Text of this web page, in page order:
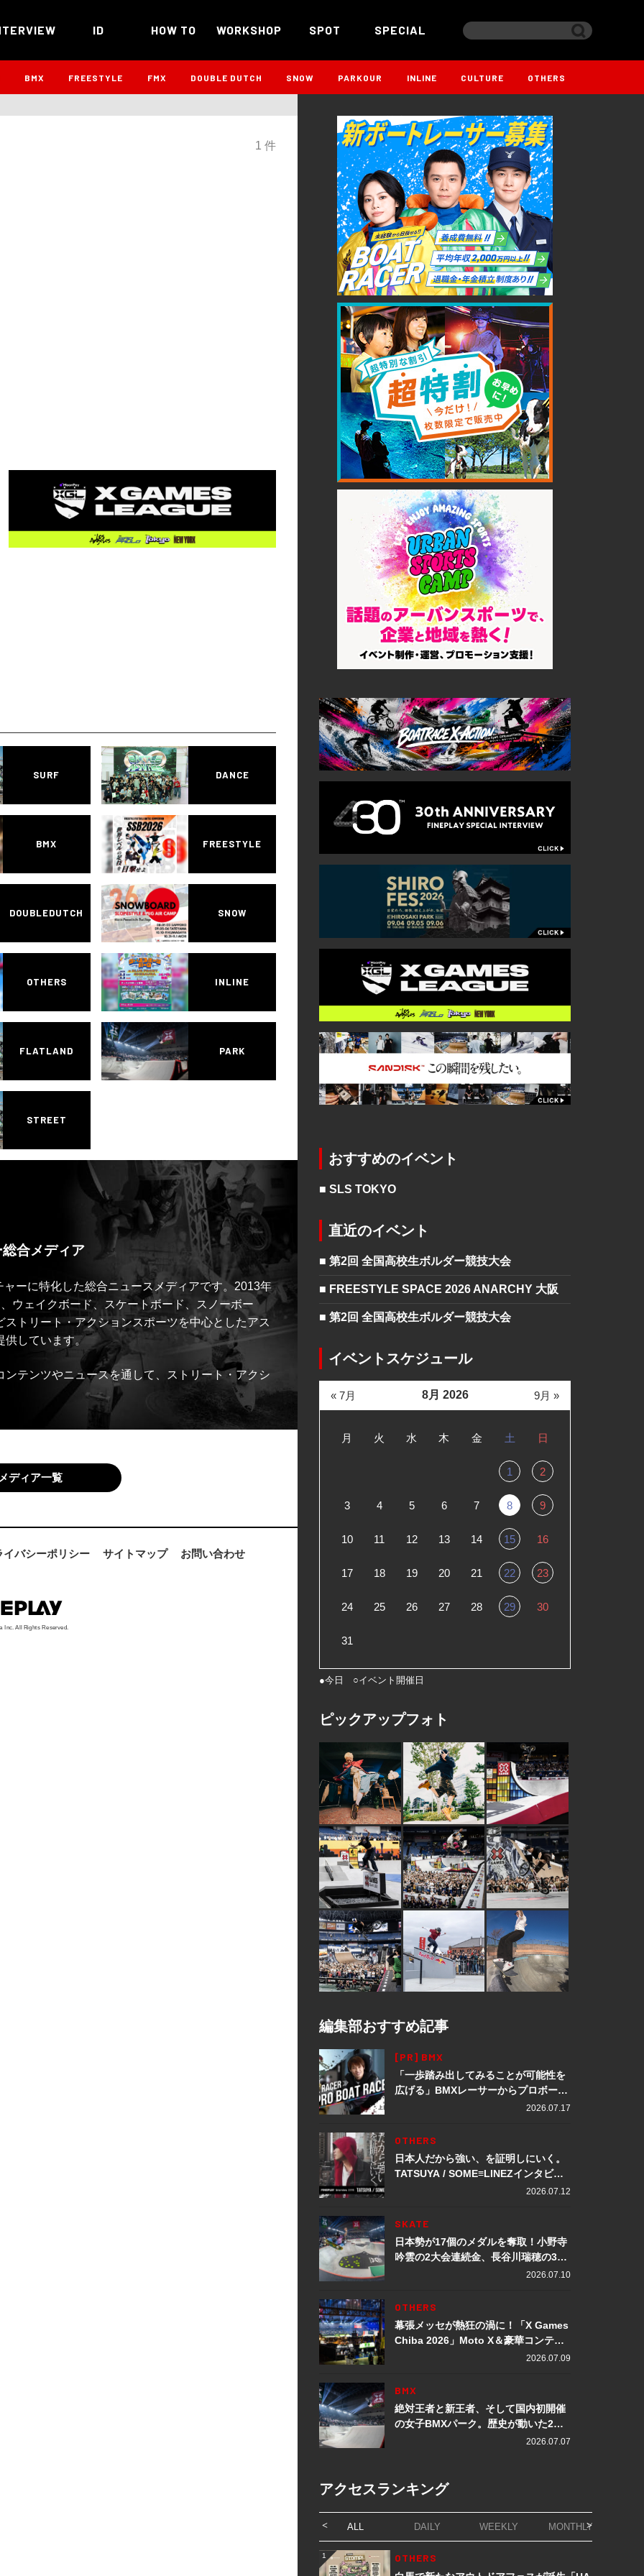
ID HOW TO WORKSHOP SPOT SPECIAL
BMX FREESTYLE FMX DOUBLE DUTCH SNOW PARKOUR INLINE CULTURE OTHERS
1 件
SURF DANCE
BMX FREESTYLE
DOUBLEDUTCH SNOW
OTHERS INLINE
FLATLAND PARK
STREET
合メディア
ーに特化した総合ニュースメディアです。2013年
ウェイクボード、スケートボード、スノーボー
トリート・アクションスポーツを中心としたアス
供しています。
テンツやニュースを通して、ストリート・アクシ
ディア一覧
イバシーポリシー サイトマップ お問い合わせ
Inc. All Rights Reserved.
おすすめのイベント
■ SLS TOKYO
直近のイベント
■ 第2回 全国高校生ボルダー競技大会
■ FREESTYLE SPACE 2026 ANARCHY 大阪
■ 第2回 全国高校生ボルダー競技大会
イベントスケジュール
8月 2026
月 火 水 木 金 土 日
1 2
3 4 5 6 7 8 9
10 11 12 13 14 15 16
17 18 19 20 21 22 23
24 25 26 27 28 29 30
31
« 7月 9月 »
●今日 ○イベント開催日
ピックアップフォト
編集部おすすめ記事
[PR] BMX
「一歩踏み出してみることが可能性を
広げる」BMXレーサーからプロボート
レーサーへ転身。上田龍星が体現する
2026.07.17
OTHERS
日本人だから強い、を証明しにいく。
TATSUYA / SOME≡LINEZインタビュ
2026.07.12
SKATE
日本勢が17個のメダルを奪取！小野寺
吟雲の2大会連続金、長谷川瑞穂の3メ
ダル獲得など数々の快挙をプレイバッ
2026.07.10
OTHERS
幕張メッセが熱狂の渦に！「X Games
Chiba 2026」Moto X＆豪華コンテン
2026.07.09
BMX
絶対王者と新王者、そして国内初開催
の女子BMXパーク。歴史が動いた2日
2026.07.07
アクセスランキング
ALL DAILY WEEKLY MONTHLY
1 OTHERS